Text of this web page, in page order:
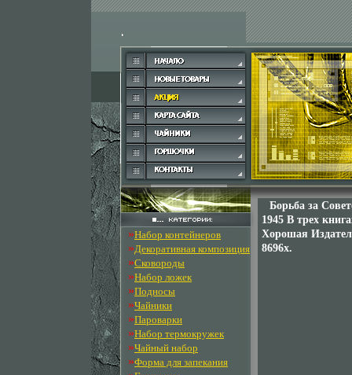
»Набор контейнеров
»Декоративная композиция
»Сковороды
»Набор ложек
»Подносы
»Чайники
»Пароварки
»Набор термокружек
»Чайный набор
»Форма для запекания
Борьба за
1945 В трех
Хорошая
8696x.